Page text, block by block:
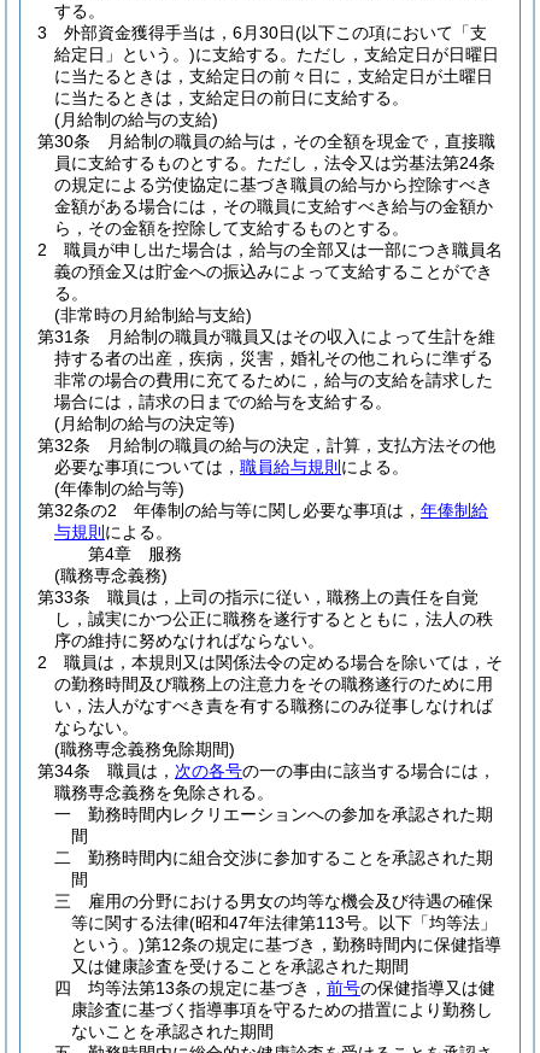
する。
3
外部資金獲得手当は，6月30日(以下この項において「支
給定日」という。)に支給する。 ただし，支給定日が日曜日
に当たるときは，支給定日の前々日に，支給定日が土曜日
に当たるときは，支給定日の前日に支給する。
(月給制の給与の支給)
第30条
月給制の職員の給与は，その全額を現金で，直接職
員に支給するものとする。 ただし，法令又は労基法第24条
の規定による労使協定に基づき職員の給与から控除すべき
金額がある場合には，その職員に支給すべき給与の金額か
ら，その金額を控除して支給するものとする。
2
職員が申し出た場合は，給与の全部又は一部につき職員名
義の預金又は貯金への振込みによって支給することができ
る。
(非常時の月給制給与支給)
第31条
月給制の職員が職員又はその収入によって生計を維
持する者の出産，疾病，災害，婚礼その他これらに準ずる
非常の場合の費用に充てるために，給与の支給を請求した
場合には，請求の日までの給与を支給する。
(月給制の給与の決定等)
第32条
月給制の職員の給与の決定，計算，支払方法その他
必要な事項については， 職員給与規則 による。
(年俸制の給与等)
第32条の2
年俸制の給与等に関し必要な事項は， 年俸制給
与規則 による。
第4章
服務
(職務専念義務)
第33条
職員は，上司の指示に従い，職務上の責任を自覚
し，誠実にかつ公正に職務を遂行するとともに，法人の秩
序の維持に努めなければならない。
2
職員は，本規則又は関係法令の定める場合を除いては，そ
の勤務時間及び職務上の注意力をその職務遂行のために用
い，法人がなすべき責を有する職務にのみ従事しなければ
ならない。
(職務専念義務免除期間)
第34条
職員は， 次の各号の一の事由に該当する場合には，
職務専念義務を免除される。
一
勤務時間内レクリエーションへの参加を承認された期
間
二
勤務時間内に組合交渉に参加することを承認された期
間
三
雇用の分野における男女の均等な機会及び待遇の確保
等に関する法律(昭和47年法律第113号。以下「均等法」
という。)第12条の規定に基づき，勤務時間内に保健指導
又は健康診査を受けることを承認された期間
四
均等法第13条の規定に基づき， 前号の保健指導又は健
康診査に基づく指導事項を守るための措置により勤務し
ないことを承認された期間